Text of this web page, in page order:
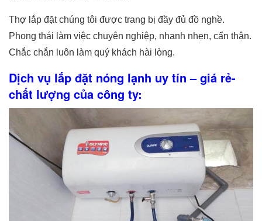
Thợ lắp đặt chúng tôi được trang bị đầy đủ đồ nghề.
Phong thái làm việc chuyên nghiệp, nhanh nhẹn, cẩn thận.
Chắc chắn luôn làm quý khách hài lòng.
Dịch vụ lắp đặt nóng lạnh uy tín – giá rẻ-
chất lượng của công ty: